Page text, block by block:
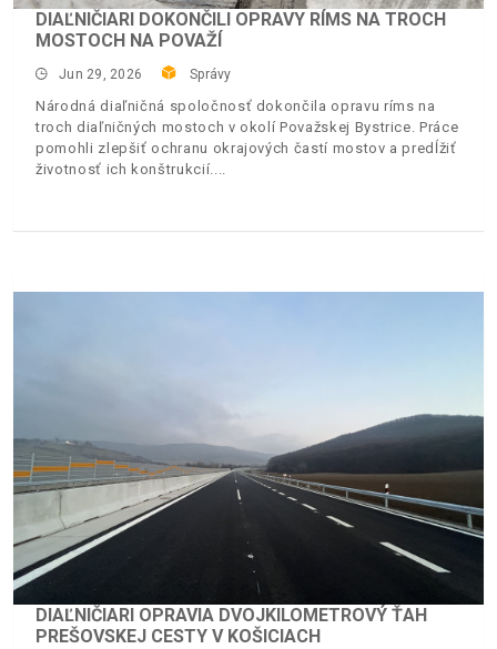
DIAĽNIČIARI DOKONČILI OPRAVY RÍMS NA TROCH
MOSTOCH NA POVAŽÍ
Jun 29, 2026 Správy
Národná diaľničná spoločnosť dokončila opravu ríms na
troch diaľničných mostoch v okolí Považskej Bystrice. Práce
pomohli zlepšiť ochranu okrajových častí mostov a predĺžiť
životnosť ich konštrukcií.
DIAĽNIČIARI OPRAVIA DVOJKILOMETROVÝ ŤAH
PREŠOVSKEJ CESTY V KOŠICIACH